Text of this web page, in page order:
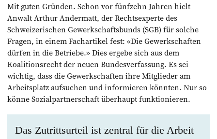
Mit guten Gründen. Schon vor fünfzehn Jahren hielt
Anwalt Arthur Andermatt, der Rechtsexperte des
Schweizerischen Gewerkschaftsbunds (SGB) für solche
Fragen, in einem Fachartikel fest: «Die Gewerkschaften
dürfen in die Betriebe.» Dies ergebe sich aus dem
Koalitionsrecht der neuen Bundesverfassung. Es sei
wichtig, dass die Gewerkschaften ihre Mitglieder am
Arbeitsplatz aufsuchen und informieren könnten. Nur so
könne Sozialpartnerschaft überhaupt funktionieren.
Das Zutrittsurteil ist zentral für die Arbeit